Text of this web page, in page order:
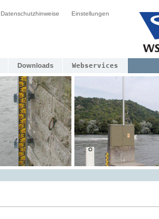
Datenschutzhinweise Einstellungen
Downloads Webservices